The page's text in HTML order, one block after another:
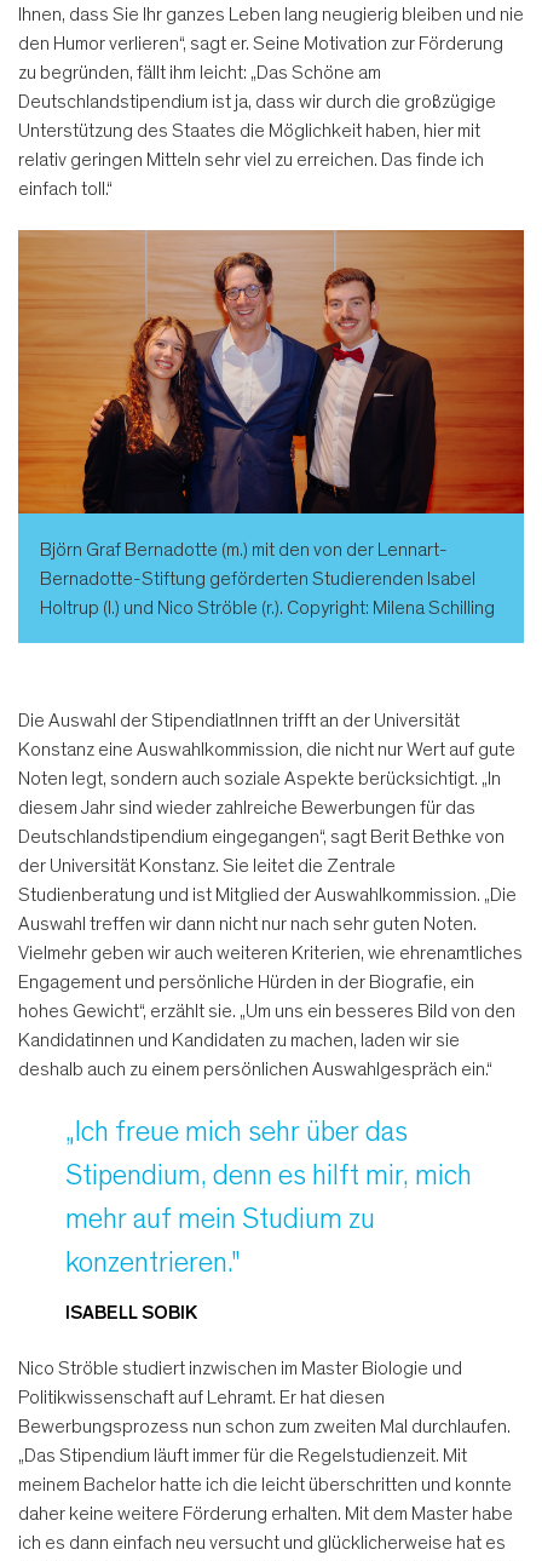
Ihnen, dass Sie Ihr ganzes Leben lang neugierig bleiben und nie
den Humor verlieren“, sagt er. Seine Motivation zur Förderung
zu begründen, fällt ihm leicht: „Das Schöne am
Deutschlandstipendium ist ja, dass wir durch die großzügige
Unterstützung des Staates die Möglichkeit haben, hier mit
relativ geringen Mitteln sehr viel zu erreichen. Das finde ich
einfach toll.“
Björn Graf Bernadotte (m.) mit den von der Lennart-
Bernadotte-Stiftung geförderten Studierenden Isabel
Holtrup (l.) und Nico Ströble (r.). Copyright: Milena Schilling
Die Auswahl der StipendiatInnen trifft an der Universität
Konstanz eine Auswahlkommission, die nicht nur Wert auf gute
Noten legt, sondern auch soziale Aspekte berücksichtigt. „In
diesem Jahr sind wieder zahlreiche Bewerbungen für das
Deutschlandstipendium eingegangen“, sagt Berit Bethke von
der Universität Konstanz. Sie leitet die Zentrale
Studienberatung und ist Mitglied der Auswahlkommission. „Die
Auswahl treffen wir dann nicht nur nach sehr guten Noten.
Vielmehr geben wir auch weiteren Kriterien, wie ehrenamtliches
Engagement und persönliche Hürden in der Biografie, ein
hohes Gewicht“, erzählt sie. „Um uns ein besseres Bild von den
Kandidatinnen und Kandidaten zu machen, laden wir sie
deshalb auch zu einem persönlichen Auswahlgespräch ein.“
„Ich freue mich sehr über das
Stipendium, denn es hilft mir, mich
mehr auf mein Studium zu
konzentrieren."
ISABELL SOBIK
Nico Ströble studiert inzwischen im Master Biologie und
Politikwissenschaft auf Lehramt. Er hat diesen
Bewerbungsprozess nun schon zum zweiten Mal durchlaufen.
„Das Stipendium läuft immer für die Regelstudienzeit. Mit
meinem Bachelor hatte ich die leicht überschritten und konnte
daher keine weitere Förderung erhalten. Mit dem Master habe
ich es dann einfach neu versucht und glücklicherweise hat es